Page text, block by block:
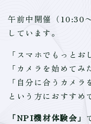
午前中開催（10:30
しています。
「スマホでもっとお
「カメラを始めてみ
「自分に合うカメラ
という方におすすめ
「NPI機材体験会」